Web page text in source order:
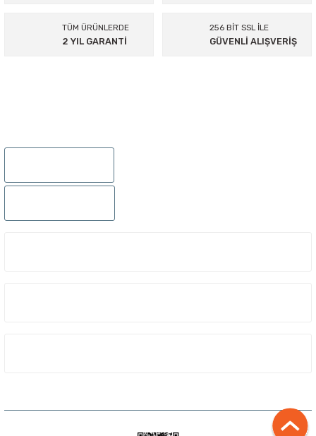
Ürün bilgilerinde hatalar bulunuyor.
TÜM ÜRÜNLERDE
2 YIL GARANTİ
256 BİT SSL İLE
GÜVENLİ ALIŞVERİŞ